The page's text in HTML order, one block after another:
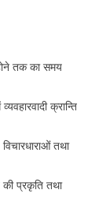
तक का समय
क्रान्ति
तथा
की प्रकृति तथा